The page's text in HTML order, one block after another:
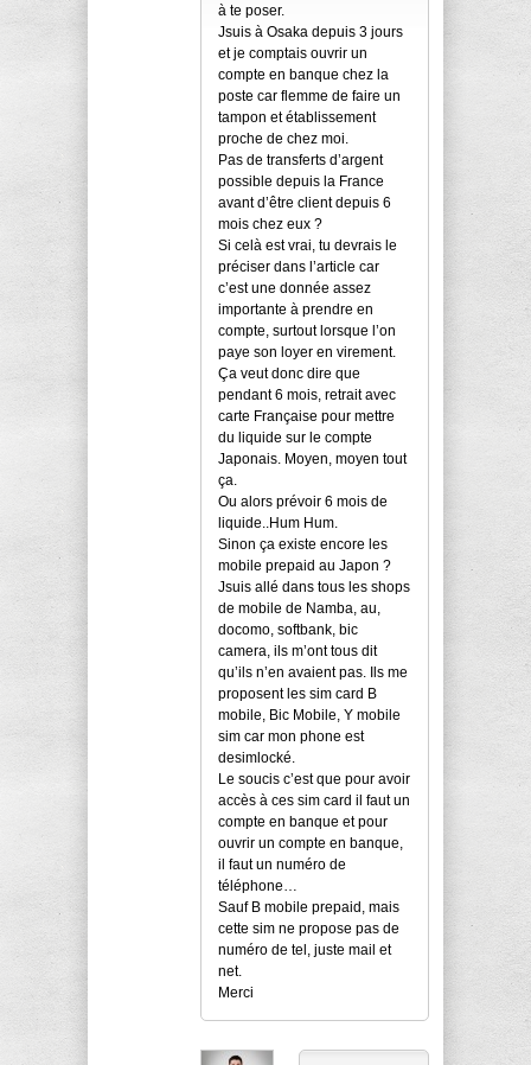
à te poser.
Jsuis à Osaka depuis 3 jours
et je comptais ouvrir un
compte en banque chez la
poste car flemme de faire un
tampon et établissement
proche de chez moi.
Pas de transferts d’argent
possible depuis la France
avant d’être client depuis 6
mois chez eux ?
Si celà est vrai, tu devrais le
préciser dans l’article car
c’est une donnée assez
importante à prendre en
compte, surtout lorsque l’on
paye son loyer en virement.
Ça veut donc dire que
pendant 6 mois, retrait avec
carte Française pour mettre
du liquide sur le compte
Japonais. Moyen, moyen tout
ça.
Ou alors prévoir 6 mois de
liquide..Hum Hum.
Sinon ça existe encore les
mobile prepaid au Japon ?
Jsuis allé dans tous les shops
de mobile de Namba, au,
docomo, softbank, bic
camera, ils m’ont tous dit
qu’ils n’en avaient pas. Ils me
proposent les sim card B
mobile, Bic Mobile, Y mobile
sim car mon phone est
desimlocké.
Le soucis c’est que pour avoir
accès à ces sim card il faut un
compte en banque et pour
ouvrir un compte en banque,
il faut un numéro de
téléphone…
Sauf B mobile prepaid, mais
cette sim ne propose pas de
numéro de tel, juste mail et
net.
Merci